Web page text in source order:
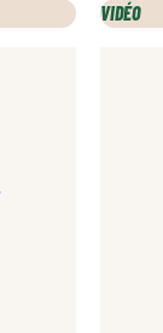
VIDÉO